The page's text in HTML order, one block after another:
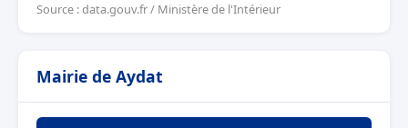
Source : data.gouv.fr / Ministère de l'Intérieur
Mairie de Aydat